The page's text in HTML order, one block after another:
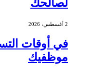
لصالحك
2 أغسطس، 2026
في أوقات
موظفيك